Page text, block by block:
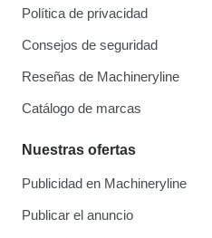
Política de privacidad
Consejos de seguridad
Reseñas de Machineryline
Catálogo de marcas
Nuestras ofertas
Publicidad en Machineryline
Publicar el anuncio